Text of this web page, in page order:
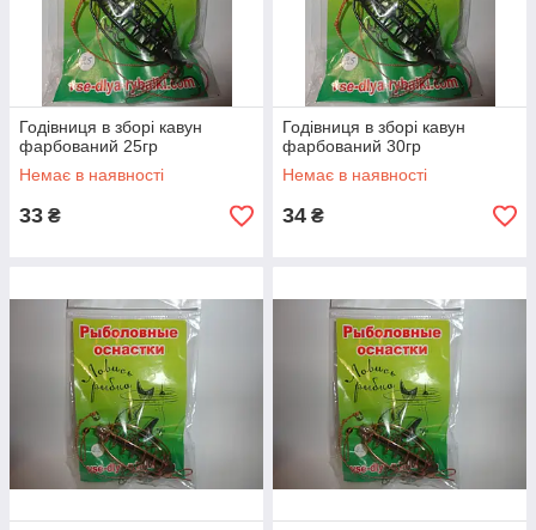
Годівниця в зборі кавун
фарбований 25гр
Немає в наявності
33 ₴
Годівниця в зборі кавун
фарбований 30гр
Немає в наявності
34 ₴